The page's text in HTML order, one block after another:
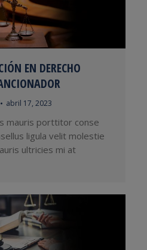
EN DERECHO
abril 17, 2023
mauris porttitor conse
ligula velit molestie
ultricies mi at